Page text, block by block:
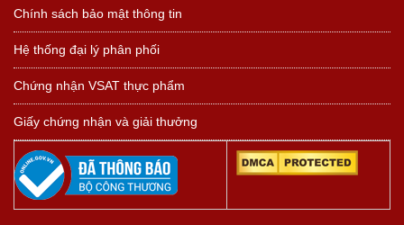
Chính sách bảo mật thông tin
Hệ thống đại lý phân phối
Chứng nhận VSAT thực phẩm
Giấy chứng nhận và giải thưởng